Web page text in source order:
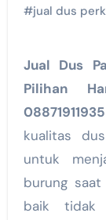
#jual dus
Jual Dus Packing Burung di Madiun, Bahan
Pilihan
08871911935
kualitas
untuk
burung
baik tidak